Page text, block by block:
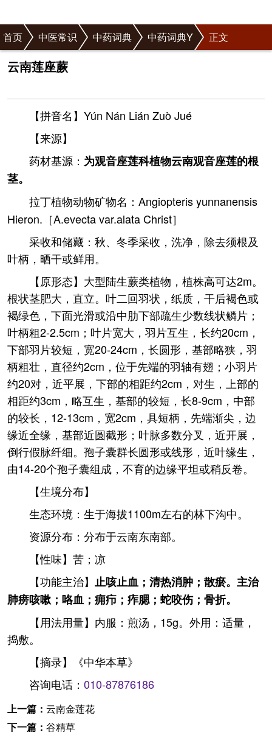
首页 中医常识 中药词典 中药词典Y 正文
云南莲座蕨
【拼音名】Yún Nán Lián Zuò Jué
【来源】
药材基源： 为观音座莲科植物云南观音座莲的根
茎。
拉丁植物动物矿物名：Angiopteris yunnanensis
Hieron.［A.evecta var.alata Christ］
采收和储藏：秋、冬季采收，洗净，除去须根及
叶柄，晒干或鲜用。
【原形态】大型陆生蕨类植物，植株高可达2m。
根状茎肥大，直立。叶二回羽状，纸质，干后褐色或
褐绿色，下面光滑或沿中肋下部疏生少数线状鳞片；
叶柄粗2-2.5cm；叶片宽大，羽片互生，长约20cm，
下部羽片较短，宽20-24cm，长圆形，基部略狭，羽
柄粗壮，直径约2cm，位于先端的羽轴有翅；小羽片
约20对，近平展，下部的相距约2cm，对生，上部的
相距约3cm，略互生，基部的较短，长8-9cm，中部
的较长，12-13cm，宽2cm，具短柄，先端渐尖，边
缘近全缘，基部近圆截形；叶脉多数分叉，近开展，
倒行假脉纤细。孢子囊群长圆形或线形，近叶缘生，
由14-20个孢子囊组成，不育的边缘平坦或稍反卷。
【生境分布】
生态环境：生于海拔1100m左右的林下沟中。
资源分布：分布于云南东南部。
【性味】苦；凉
【功能主治】 止咳止血；清热消肿；散瘀。主治
肺痨咳嗽；咯血；痈疖；痄腮；蛇咬伤；骨折。
【用法用量】内服：煎汤，15g。外用：适量，
捣敷。
【摘录】《中华本草》
咨询电话： 010-87876186
上一篇： 云南金莲花
下一篇： 谷精草